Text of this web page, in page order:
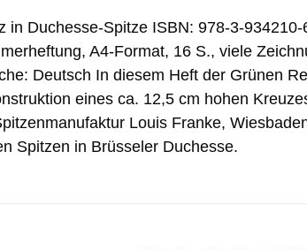
in Duchesse-Spitze ISBN: 978-3-
A4-Format, 16 S., viele
Deutsch In diesem Heft der Grünen
eines ca. 12,5 cm hohen
Louis Franke,
Spitzen in Brüsseler Duchesse.